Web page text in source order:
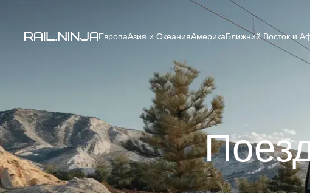
ЕвропаАзия и ОкеанияАмерикаБлижний Восток и